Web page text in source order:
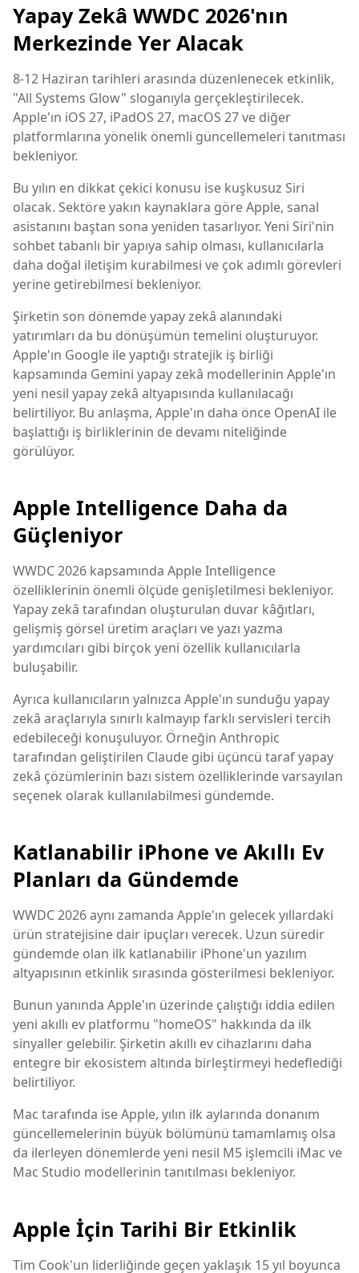
Yapay Zekâ WWDC 2026'nın
Merkezinde Yer Alacak
8-12 Haziran tarihleri arasında düzenlenecek etkinlik,
"All Systems Glow" sloganıyla gerçekleştirilecek.
Apple'ın iOS 27, iPadOS 27, macOS 27 ve diğer
platformlarına yönelik önemli güncellemeleri tanıtması
bekleniyor.
Bu yılın en dikkat çekici konusu ise kuşkusuz Siri
olacak. Sektöre yakın kaynaklara göre Apple, sanal
asistanını baştan sona yeniden tasarlıyor. Yeni Siri'nin
sohbet tabanlı bir yapıya sahip olması, kullanıcılarla
daha doğal iletişim kurabilmesi ve çok adımlı görevleri
yerine getirebilmesi bekleniyor.
Şirketin son dönemde yapay zekâ alanındaki
yatırımları da bu dönüşümün temelini oluşturuyor.
Apple'ın Google ile yaptığı stratejik iş birliği
kapsamında Gemini yapay zekâ modellerinin Apple'ın
yeni nesil yapay zekâ altyapısında kullanılacağı
belirtiliyor. Bu anlaşma, Apple'ın daha önce OpenAI ile
başlattığı iş birliklerinin de devamı niteliğinde
görülüyor.
Apple Intelligence Daha da
Güçleniyor
WWDC 2026 kapsamında Apple Intelligence
özelliklerinin önemli ölçüde genişletilmesi bekleniyor.
Yapay zekâ tarafından oluşturulan duvar kâğıtları,
gelişmiş görsel üretim araçları ve yazı yazma
yardımcıları gibi birçok yeni özellik kullanıcılarla
buluşabilir.
Ayrıca kullanıcıların yalnızca Apple'ın sunduğu yapay
zekâ araçlarıyla sınırlı kalmayıp farklı servisleri tercih
edebileceği konuşuluyor. Örneğin Anthropic
tarafından geliştirilen Claude gibi üçüncü taraf yapay
zekâ çözümlerinin bazı sistem özelliklerinde varsayılan
seçenek olarak kullanılabilmesi gündemde.
Katlanabilir iPhone ve Akıllı Ev
Planları da Gündemde
WWDC 2026 aynı zamanda Apple'ın gelecek yıllardaki
ürün stratejisine dair ipuçları verecek. Uzun süredir
gündemde olan ilk katlanabilir iPhone'un yazılım
altyapısının etkinlik sırasında gösterilmesi bekleniyor.
Bunun yanında Apple'ın üzerinde çalıştığı iddia edilen
yeni akıllı ev platformu "homeOS" hakkında da ilk
sinyaller gelebilir. Şirketin akıllı ev cihazlarını daha
entegre bir ekosistem altında birleştirmeyi hedeflediği
belirtiliyor.
Mac tarafında ise Apple, yılın ilk aylarında donanım
güncellemelerinin büyük bölümünü tamamlamış olsa
da ilerleyen dönemlerde yeni nesil M5 işlemcili iMac ve
Mac Studio modellerinin tanıtılması bekleniyor.
Apple İçin Tarihi Bir Etkinlik
Tim Cook'un liderliğinde geçen yaklaşık 15 yıl boyunca